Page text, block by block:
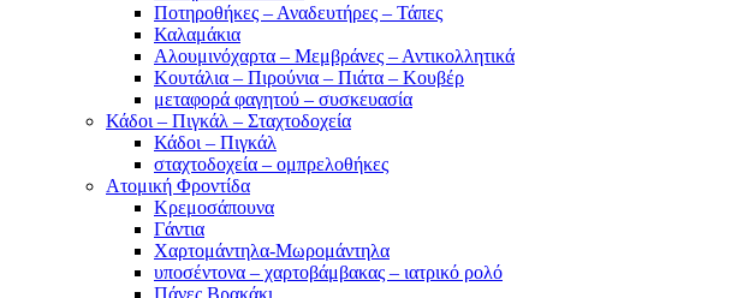
Ποτηροθήκες – Αναδευτήρες – Τάπες
Καλαμάκια
Αλουμινόχαρτα – Μεμβράνες – Αντικολλητικά
Κουτάλια – Πιρούνια – Πιάτα – Κουβέρ
μεταφορά φαγητού – συσκευασία
Κάδοι – Πιγκάλ – Σταχτοδοχεία
Κάδοι – Πιγκάλ
σταχτοδοχεία – ομπρελοθήκες
Ατομική Φροντίδα
Κρεμοσάπουνα
Γάντια
Χαρτομάντηλα-Μωρομάντηλα
υποσέντονα – χαρτοβάμβακας – ιατρικό ρολό